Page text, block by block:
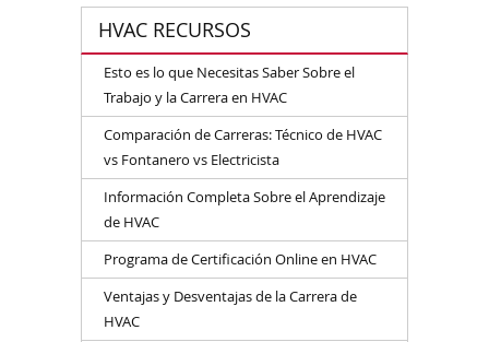
HVAC RECURSOS
Esto es lo que Necesitas Saber Sobre el
Trabajo y la Carrera en HVAC
Comparación de Carreras: Técnico de HVAC
vs Fontanero vs Electricista
Información Completa Sobre el Aprendizaje
de HVAC
Programa de Certificación Online en HVAC
Ventajas y Desventajas de la Carrera de
HVAC